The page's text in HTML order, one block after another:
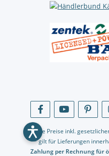
* Alle Preise inkl.
** gilt für Lieferungen
Zahlung per Rechnung für